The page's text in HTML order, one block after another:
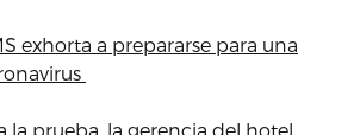
exhorta a prepararse para una
la prueba, la gerencia del hotel